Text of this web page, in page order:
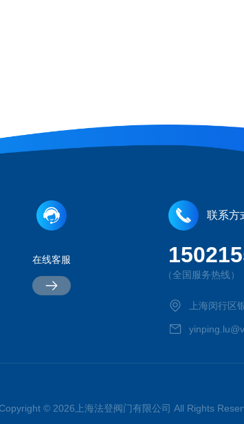
在线客服
联系方
（全国服务热线）
上海闵行区
Copyright © 2026上海法登阀门有限公司 All Rights